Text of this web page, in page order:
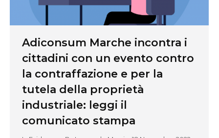
Adiconsum Marche incontra i
cittadini con un evento contro
la contraffazione e per la
tutela della proprietà
industriale: leggi il
comunicato stampa